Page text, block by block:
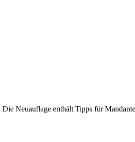
Neuauflage enthält Tipps für